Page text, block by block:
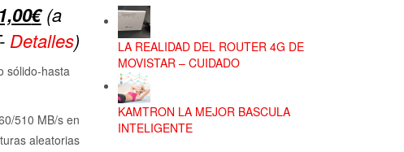
€El
precio
actual
101,00€.
(a
Detalles)
sólido-hasta
510 MB/s en
aleatorias
LA REALIDAD DEL ROUTER 4G DE
MOVISTAR – CUIDADO
KAMTRON LA MEJOR BASCULA
INTELIGENTE